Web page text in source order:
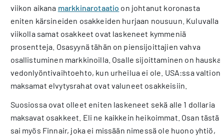
viikon aikana markkinarotaatio on johtanut koronasta
eniten kärsineiden osakkeiden hurjaan nousuun. Kuluvalla
viikolla samat osakkeet ovat laskeneet kymmeniä
prosentteja. Osasyynä tähän on piensijoittajien vahva
osallistuminen markkinoilla. Osalle sijoittaminen on hauska
vedonlyöntivaihtoehto, kun urheilua ei ole. USA:ssa valtion
maksamat elvytysrahat ovat valuneet osakkeisiin.
Suosiossa ovat olleet eniten laskeneet sekä alle 1 dollaria
maksavat osakkeet. Eli ne kaikkein heikoimmat. Osan tästä
sai myös Finnair, joka ei missään nimessä ole huono yhtiö,